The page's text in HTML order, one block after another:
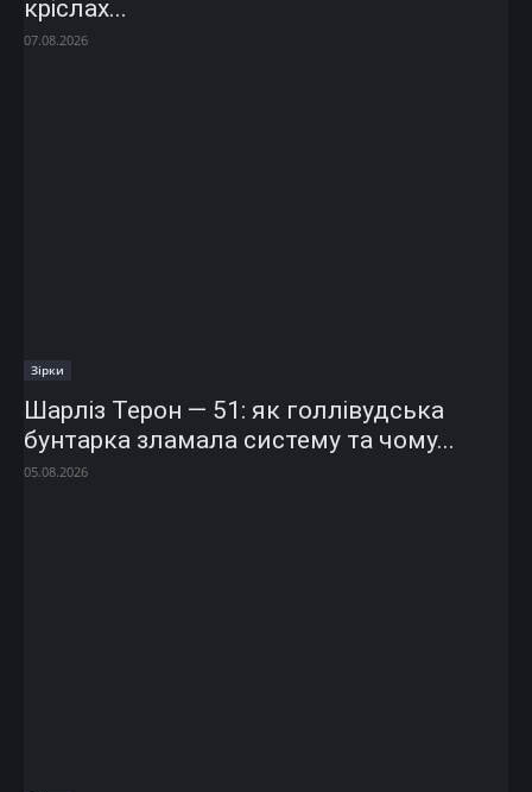
кріслах...
07.08.2026
Зірки
Шарліз Терон — 51: як голлівудська
бунтарка зламала систему та чому...
05.08.2026